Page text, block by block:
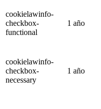
cookielawinfo-
checkbox-
functional
1 año
cookielawinfo-
checkbox-
necessary
1 año